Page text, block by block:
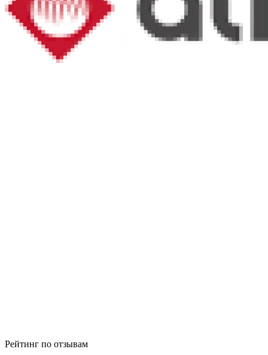
Рейтинг по отзывам